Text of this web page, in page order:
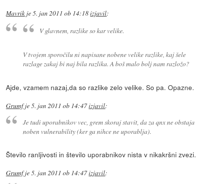
Mavrik je5. jan 2011 ob 14:18izjavil:
V glavnem, razlike so kar velike.
V tvojem sporočilu ni napisane nobene velike razlike, kaj šele
razlage zakaj bi naj bila razlika. A boš malo bolj nam razložo?
Ajde, vzamem nazaj,da so razlike zelo velike. So pa. Opazne.
Grumfje5. jan 2011 ob 14:47izjavil:
Je tudi uporabnikov vec, grem skoraj stavit, da za qnx ne obstaja
noben vulnerability (ker ga nihce ne uporablja).
Število ranljivosti in število uporabnikov nista v nikakršni zvezi.
Grumfje5. jan 2011 ob 14:47izjavil: